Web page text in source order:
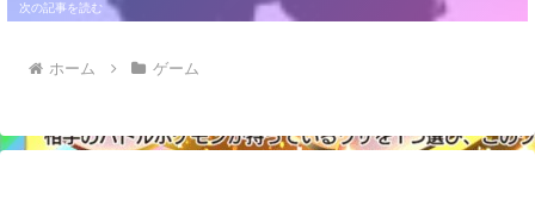
ホーム ゲーム